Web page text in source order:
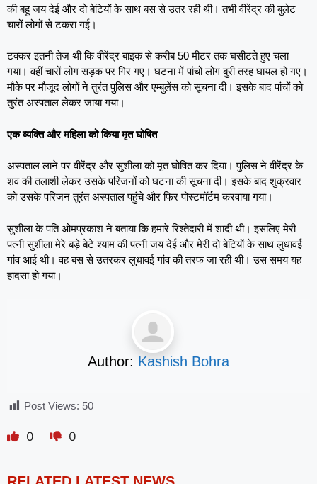
की बहू जय देई और दो बेटियों के साथ बस से उतर रही थी। तभी वीरेंद्र की बुलेट
चारों लोगों से टकरा गई।
टक्कर इतनी तेज थी कि वीरेंद्र बाइक से करीब 50 मीटर तक घसीटते हुए चला
गया। वहीं चारों लोग सड़क पर गिर गए। घटना में पांचों लोग बुरी तरह घायल हो गए।
मौके पर मौजूद लोगों ने तुरंत पुलिस और एम्बुलेंस को सूचना दी। इसके बाद पांचों को
तुरंत अस्पताल लेकर जाया गया।
एक व्यक्ति और महिला को किया मृत घोषित
अस्पताल लाने पर वीरेंद्र और सुशीला को मृत घोषित कर दिया। पुलिस ने वीरेंद्र के
शव की तलाशी लेकर उसके परिजनों को घटना की सूचना दी। इसके बाद शुक्रवार
को उसके परिजन तुरंत अस्पताल पहुंचे और फिर पोस्टमॉर्टम करवाया गया।
सुशीला के पति ओमप्रकाश ने बताया कि हमारे रिश्तेदारी में शादी थी। इसलिए मेरी
पत्नी सुशीला मेरे बड़े बेटे श्याम की पत्नी जय देई और मेरी दो बेटियों के साथ लुधावई
गांव आई थी। वह बस से उतरकर लुधावई गांव की तरफ जा रही थी। उस समय यह
हादसा हो गया।
Author: Kashish Bohra
Post Views: 50
0 0